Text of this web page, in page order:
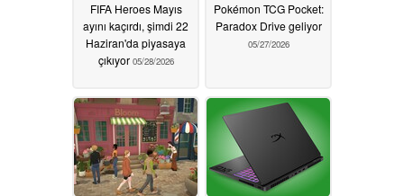
FIFA Heroes Mayıs
ayını kaçırdı, şimdi 22
Haziran'da piyasaya
çıkıyor 05/28/2026
Pokémon TCG Pocket:
Paradox Drive geliyor
05/27/2026